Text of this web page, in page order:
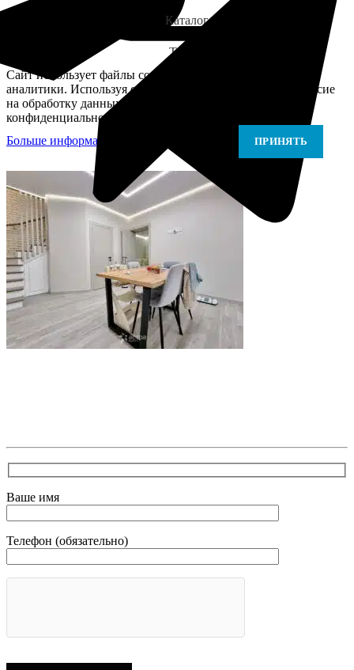
Каталог
Telegram
Сайт использует файлы cookie для персонализации и
аналитики. Используя сайт, вы подтверждаете своё согласие
на обработку данных в соответствии с Политикой
конфиденциальности.
Больше информации
ПРИНЯТЬ
Ваше имя
Телефон (обязательно)